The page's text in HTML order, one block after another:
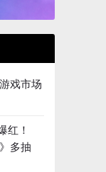
戏市场
红！
多抽